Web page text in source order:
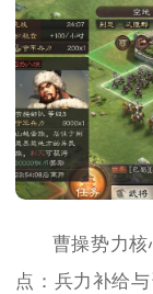
曹操势力
点：兵力补给